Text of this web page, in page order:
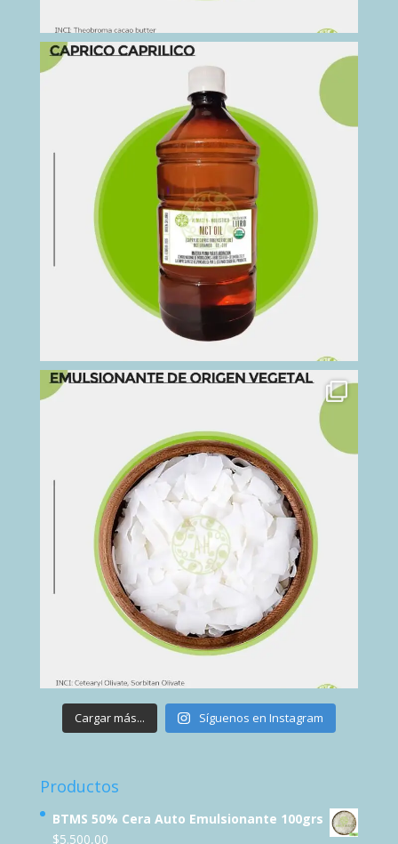
Cargar más... Síguenos en Instagram
Productos
BTMS 50% Cera Auto Emulsionante 100grs
$5.500,00